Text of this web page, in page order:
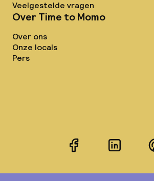
Veelgestelde vragen
Over Time to Momo
Over ons
Onze locals
Pers
FacebookLinkedIn